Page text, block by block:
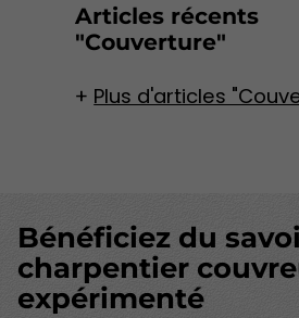
Articles récents
"Couverture"
Plus d'articles
Bénéficiez du
charpentier
expérimenté